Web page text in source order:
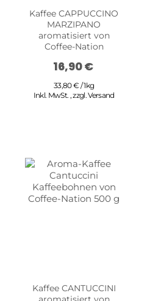
Kaffee CAPPUCCINO
MARZIPANO
aromatisiert von
Coffee-Nation
16,90 €
33,80 € / 1kg
Inkl. MwSt. ,zzgl.Versand
Kaffee CANTUCCINI